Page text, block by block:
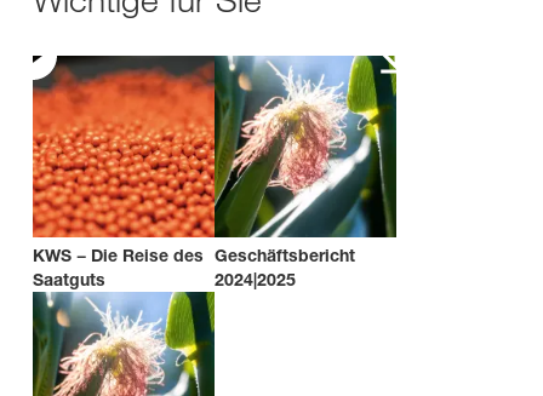
KWS − Die Reise des
Saatguts
Geschäftsbericht
2024|2025